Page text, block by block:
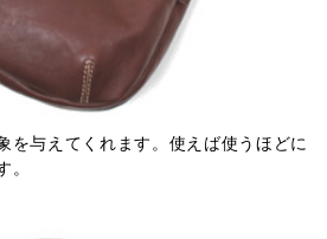
を与えてくれます。使えば使うほどに
。